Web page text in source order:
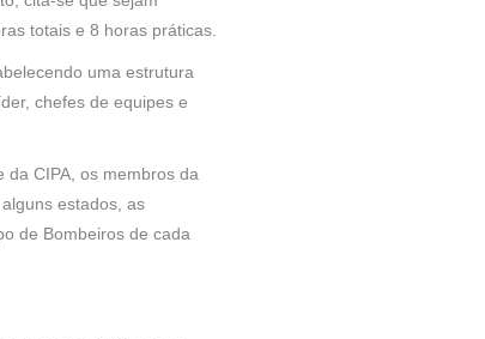
totais e 8 horas práticas.
uma estrutura
chefes de equipes e
CIPA, os membros da
estados, as
de Bombeiros de cada